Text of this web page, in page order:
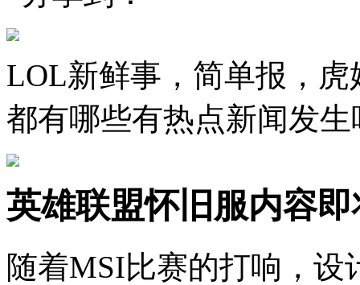
LOL新鲜事，简单报，
都有哪些有热点新闻发生
英雄联盟怀旧服内容
随着MSI比赛的打响，